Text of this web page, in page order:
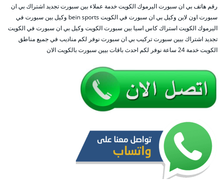
رقم هاتف بي ان سبورت اليرموك الكويت خدمة عملاء بين سبورت تجديد اشتراك بي ان
سبورت اون لاين وكيل بي ان سبورت في الكويت bein sports وكيل بين سبورت في
اليرموك الكويت استراك كاس اسيا بين سبورت الكويت وكيل بي ان سبورت في الكويت
تجديد اشتراك بيين سبورت تركيب بي ان سبورت نوفر لكم مناديب في جميع مناطق
الكويت خدمة 24 ساعة نوفر لكم احدث باقات بيين سبورت بالكويت الان